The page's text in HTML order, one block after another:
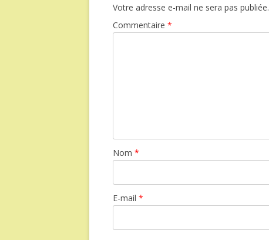
Votre adresse e-mail ne sera pas publiée.
Commentaire *
Nom *
E-mail *